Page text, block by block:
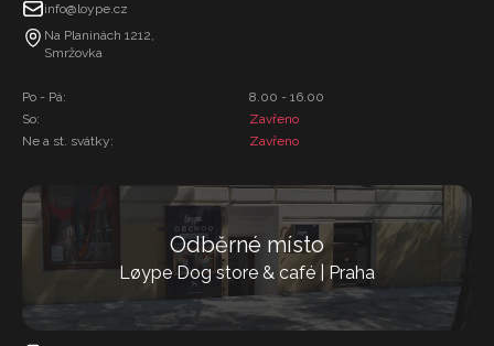
info@loype.cz
Na Planinách 1212,
Smržovka
Po - Pá:
So:
Ne a st. svátky:
8.00 - 16.00
Zavřeno
Zavřeno
Odběrné místo
Løype Dog store & café | Praha